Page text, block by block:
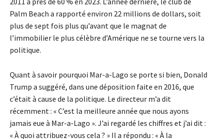
Palm Beach a rapporté environ 22 millions de dollars, soit
plus de sept fois plus qu’avant que le magnat de
l’immobilier le plus célèbre d’Amérique ne se tourne vers la
politique.
Quant à savoir pourquoi Mar-a-Lago se porte si bien, Donald
Trump a suggéré, dans une déposition faite en 2016, que
c’était à cause de la politique. Le directeur m’a dit
récemment : « C’est la meilleure année que nous ayons
jamais eue à Mar-a-Lago ». J’ai regardé les chiffres et j’ai dit :
« À quoi attribuez-vous cela ? » Il a répondu : « À la